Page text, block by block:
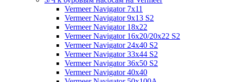
Vermeer Navigator 7x11
Vermeer Navigator 9x13 S2
Vermeer Navigator 18x22
Vermeer Navigator 16x20/20x22 S2
Vermeer Navigator 24x40 S2
Vermeer Navigator 33x44 S2
Vermeer Navigator 36x50 S2
Vermeer Navigator 40x40